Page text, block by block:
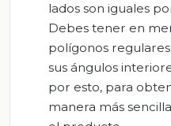
lados son iguales
Debes tener en
polígonos
sus ángulos
por esto, para
manera más